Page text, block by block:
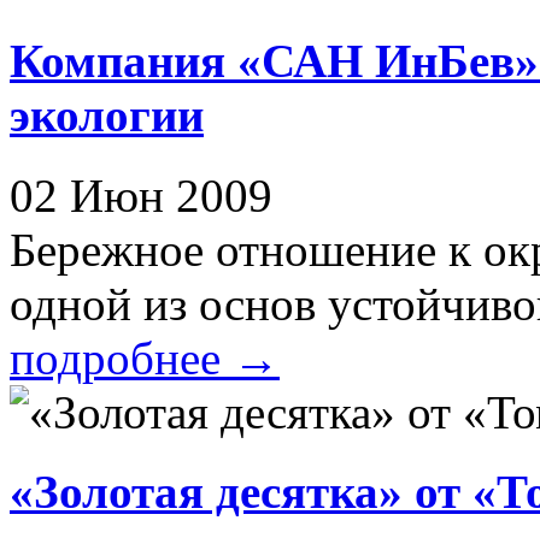
Компания «САН ИнБев»
экологии
02 Июн 2009
Бережное отношение к
одной из основ
подробнее →
«Золотая десятка» от